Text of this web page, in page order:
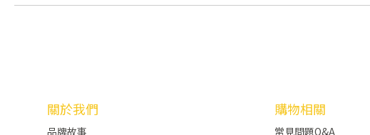
關於我們
品牌故事
購物相關
常見問題Q&A